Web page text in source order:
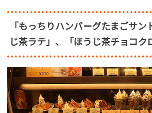
「もっちりハンバーグたまごサン
じ茶ラテ」、「ほうじ茶チョコク